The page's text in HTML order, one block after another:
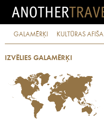
GALAMĒRĶI KULTŪRAS AFIŠA
IZVĒLIES GALAMĒRĶI